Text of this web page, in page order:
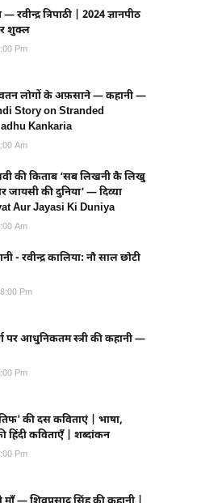
रवीन्द्र त्रिपाठी | 2024 ज्ञानपीठ
शुक्ल
Pm
लोगों के अफ़साने — कहानी —
Story on Stranded
Kankaria
Am
की किताब ‘सब लिखनी कै लिखु
जायसी की दुनिया’ — दिव्या
Aur Jayasi Ki Duniya
Am
- रवीन्द्र कालिया: नौ साल छोटी
Pm
पर आधुनिकतम स्त्री की कहानी —
Pm
की दस कविताएं | भाषा,
कविताएँ | शब्दांकन
Pm